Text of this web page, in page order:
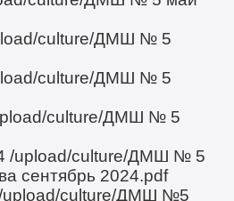
culture/ДМШ № 5
culture/ДМШ № 5
culture/ДМШ № 5
/upload/culture/ДМШ № 5
сентябрь 2024.pdf
upload/culture/ДМШ №5